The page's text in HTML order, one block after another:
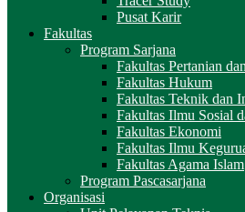
Pusat Karir
Fakultas
Program Sarjana
Fakultas Pertanian
Fakultas Hukum
Fakultas Teknik dan
Fakultas Ilmu Sosial
Fakultas Ekonomi
Fakultas Ilmu
Fakultas Agama Islam
Program Pascasarjana
Organisasi